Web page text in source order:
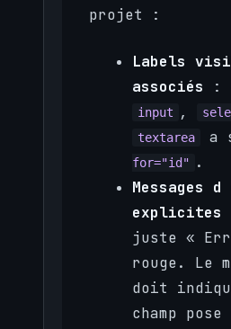
projet :
Labels
associés :
input ,
textarea a
for="id"
.
Messages
explicites
juste «
rouge. Le
doit
champ pose